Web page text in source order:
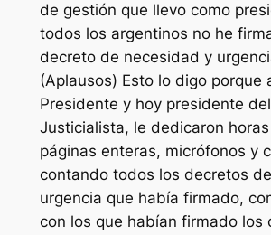
de gestión que llevo como
todos los argentinos no he
decreto de necesidad y
(Aplausos) Esto lo digo porque
Presidente y hoy presidente
Justicialista, le dedicaron
páginas enteras, micrófonos y
contando todos los decretos
urgencia que había firmado,
con los que habían firmado los